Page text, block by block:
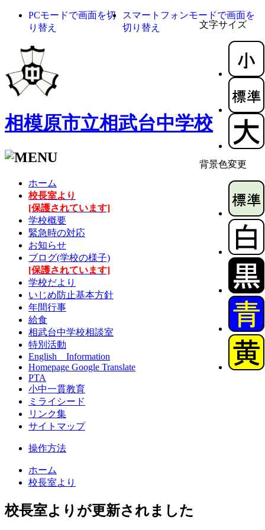
文字サイズ
背景色変更
PCモードで画面を切
り替え
スマートフォンモードで画面を
切り替え
相模原市立相武台中学校
ホーム
校長室より
[保護されています]
学校概要
緊急時の対応
お知らせ
ブログ(学校の様子)
[保護されています]
学校だより
いじめ防止基本方針
年間行事
給食
相武台中学校相談室
特別活動
English Information
Homepage Google Translate
PTA
小中一貫教育
ミライシード
リンク集
サイトマップ
操作方法
ホーム
校長室より
校長室よりが更新されました